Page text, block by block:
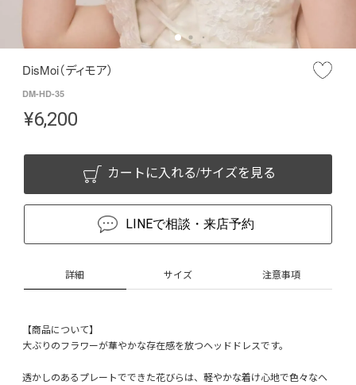
DisMoi（ディモア）
DM-HD-35
¥6,200
カートに入れる/サイズを見る
LINEで相談・来店予約
詳細 サイズ 注意事項
【商品について】
大ぶりのフラワーが華やかな存在感を放つヘッドドレスです。
透かしのあるプレートでできた花びらは、軽やかな着け心地で色々なヘ